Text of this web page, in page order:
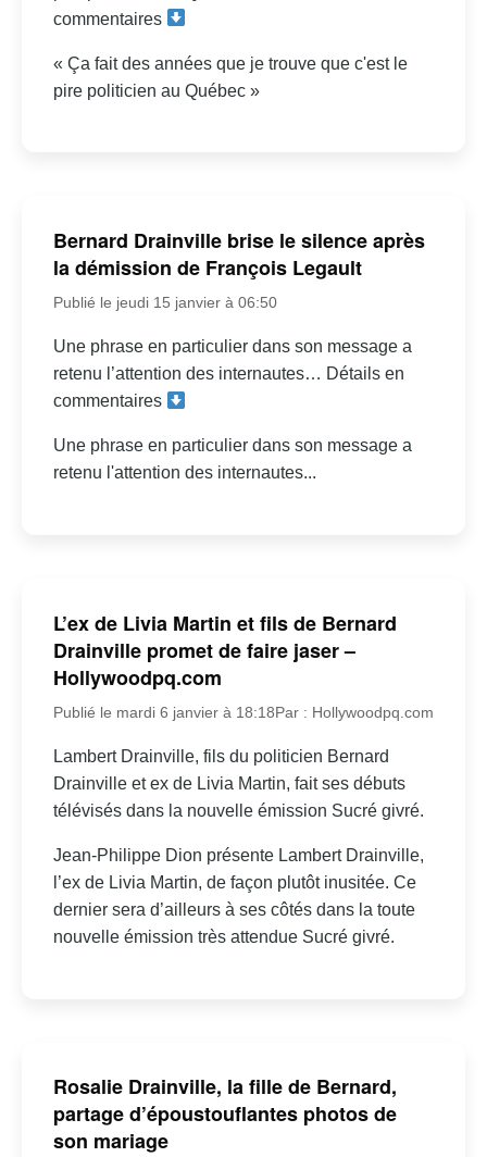
commentaires
« Ça fait des années que je trouve que c'est le
pire politicien au Québec »
Bernard Drainville brise le silence après
la démission de François Legault
Publié le jeudi 15 janvier à 06:50
Une phrase en particulier dans son message a
retenu l’attention des internautes… Détails en
commentaires
Une phrase en particulier dans son message a
retenu l'attention des internautes...
L’ex de Livia Martin et fils de Bernard
Drainville promet de faire jaser –
Hollywoodpq.com
Publié le mardi 6 janvier à 18:18Par : Hollywoodpq.com
Lambert Drainville, fils du politicien Bernard
Drainville et ex de Livia Martin, fait ses débuts
télévisés dans la nouvelle émission Sucré givré.
Jean-Philippe Dion présente Lambert Drainville,
l’ex de Livia Martin, de façon plutôt inusitée. Ce
dernier sera d’ailleurs à ses côtés dans la toute
nouvelle émission très attendue Sucré givré.
Rosalie Drainville, la fille de Bernard,
partage d’époustouflantes photos de
son mariage